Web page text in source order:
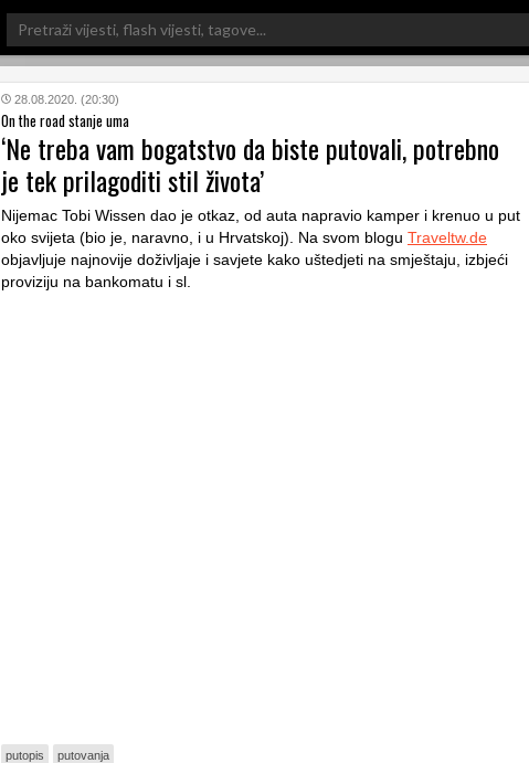
Search
for:
28.08.2020. (20:30)
On the road stanje uma
‘Ne treba vam bogatstvo da biste putovali, potrebno
je tek prilagoditi stil života’
Nijemac Tobi Wissen dao je otkaz, od auta napravio kamper i krenuo u put
oko svijeta (bio je, naravno, i u Hrvatskoj). Na svom blogu Traveltw.de
objavljuje najnovije doživljaje i savjete kako uštedjeti na smještaju, izbjeći
proviziju na bankomatu i sl.
putopis putovanja